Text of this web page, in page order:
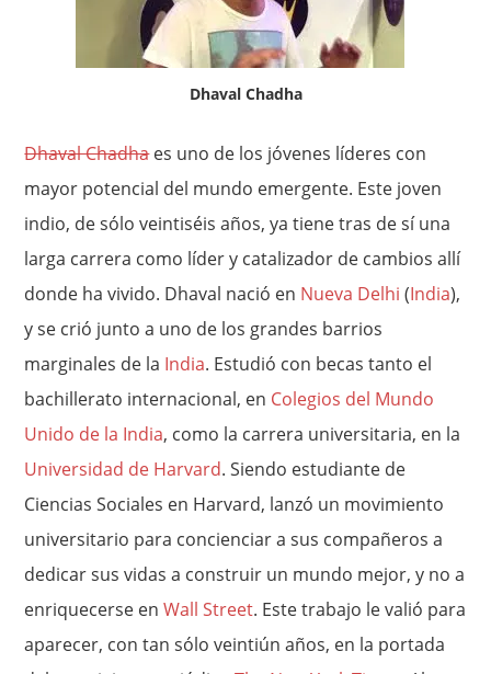
Dhaval Chadha
Dhaval Chadhaes uno de los jóvenes líderes con
mayor potencial del mundo emergente. Este joven
indio, de sólo veintiséis años, ya tiene tras de sí una
larga carrera como líder y catalizador de cambios allí
donde ha vivido. Dhaval nació en Nueva Delhi (India),
y se crió junto a uno de los grandes barrios
marginales de la India. Estudió con becas tanto el
bachillerato internacional, en Colegios del Mundo
Unido de la India, como la carrera universitaria, en la
Universidad de Harvard. Siendo estudiante de
Ciencias Sociales en Harvard, lanzó un movimiento
universitario para concienciar a sus compañeros a
dedicar sus vidas a construir un mundo mejor, y no a
enriquecerse enWall Street. Este trabajo le valió para
aparecer, con tan sólo veintiún años, en la portada